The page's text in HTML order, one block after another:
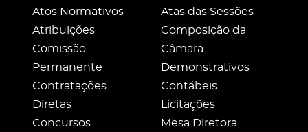
Atos Normativos
Atribuições
Comissão
Permanente
Contratações
Diretas
Concursos
Atas das Sessões
Composição da
Câmara
Demonstrativos
Contábeis
Licitações
Mesa Diretora